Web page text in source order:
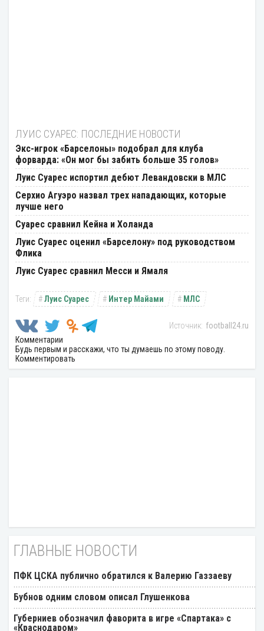
ЛУИС СУАРЕС: ПОСЛЕДНИЕ НОВОСТИ
Экс-игрок «Барселоны» подобрал для клуба
форварда: «Он мог бы забить больше 35 голов»
Луис Суарес испортил дебют Левандовски в МЛС
Серхио Агуэро назвал трех нападающих, которые
лучше него
Суарес сравнил Кейна и Холанда
Луис Суарес оценил «Барселону» под руководством
Флика
Луис Суарес сравнил Месси и Ямаля
Луис Суарес Интер Майами МЛС
football24.ru
Комментарии
Будь первым и расскажи, что ты думаешь по этому поводу.
Комментировать
ГЛАВНЫЕ НОВОСТИ
ПФК ЦСКА публично обратился к Валерию Газзаеву
Бубнов одним словом описал Глушенкова
Губерниев обозначил фаворита в игре «Спартака» с
«Краснодаром»